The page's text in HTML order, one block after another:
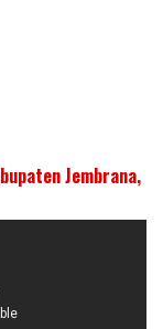
Jembrana,